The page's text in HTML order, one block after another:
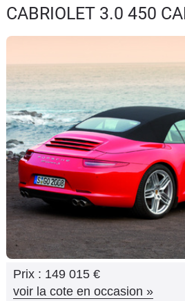
Guide
d'achat
Utilitaires
Flottes
Auto
Services
Forum
Moto
Marques
CABRIOLET 3.0 450
Prix : 149 015 €
voir la cote en occasion »